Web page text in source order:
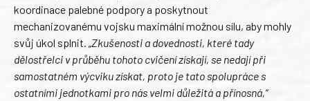
koordinace palebné podpory a poskytnout
mechanizovanému vojsku maximální možnou sílu, aby mohly
svůj úkol splnit.
„Zkušenosti a dovednosti, které tady
dělostřelci v průběhu tohoto cvičení získají, se nedají při
samostatném výcviku získat, proto je tato spolupráce s
ostatními jednotkami pro nás velmi důležitá a přínosná,“